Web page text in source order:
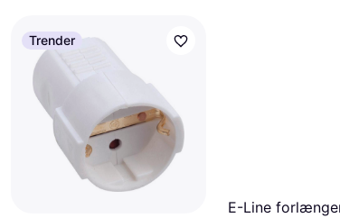
Trender
E-Line